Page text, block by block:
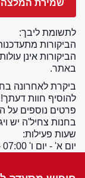
לתשומת ליבך:
הביקורות מתעדכנות
הביקורות אינן
באתר.
ביקרת לאחרונה
להוסיף חוות
פרטים נוספים על
בחנות צחיל'ה יש
שעות פעילות:
יום א' - יום ו' 07:00 - 20:00